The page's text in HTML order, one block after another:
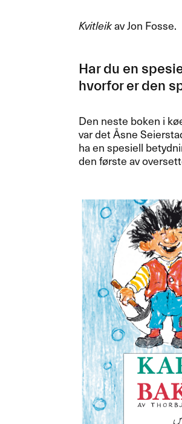
Kvitleikav Jon Fosse.​​
Har du en
hvorfor er den
Den neste boken i
var det ​Å​sne
ha en spesiell
den f​ø​rste av